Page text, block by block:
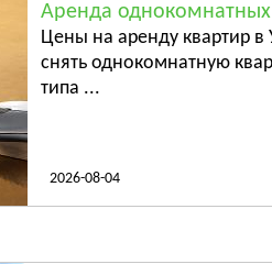
Аренда
Цены на аренду квартир в
снять однокомнатную
типа ...
2026-08-04